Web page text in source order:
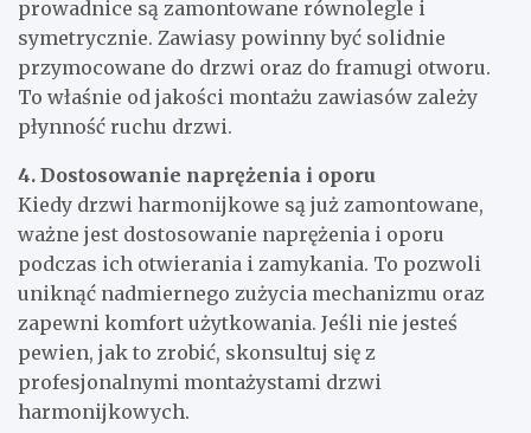
Montaż prowadnic i zawiasów to kluczowy etap
montażu drzwi harmonijkowych. Upewnij się, że
prowadnice są zamontowane równolegle i
symetrycznie. Zawiasy powinny być solidnie
przymocowane do drzwi oraz do framugi otworu.
To właśnie od jakości montażu zawiasów zależy
płynność ruchu drzwi.
4. Dostosowanie naprężenia i oporu
Kiedy drzwi harmonijkowe są już zamontowane,
ważne jest dostosowanie naprężenia i oporu
podczas ich otwierania i zamykania. To pozwoli
uniknąć nadmiernego zużycia mechanizmu oraz
zapewni komfort użytkowania. Jeśli nie jesteś
pewien, jak to zrobić, skonsultuj się z